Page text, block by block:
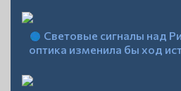
Световые сигналы над
оптика изменила бы ход